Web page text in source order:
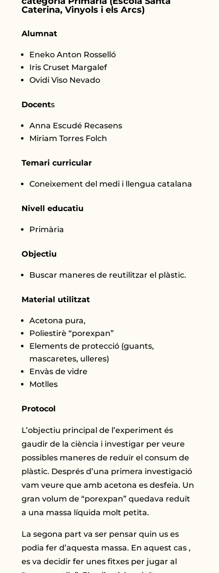
Caterina, Vinyols i els Arcs)
Alumnat
Eneko Anton Rosselló
Iris Cruset Margalef
Ovidi Viso Nevado
Docents
Anna Escudé Recasens
Miriam Torres Folch
Temari curricular
Coneixement del medi i llengua catalana
Nivell educatiu
Primària
Objectiu
Buscar maneres de reutilitzar el plàstic.
Material utilitzat
Acetona pura,
Poliestirè “porexpan”
Elements de protecció (guants,
mascaretes, ulleres)
Envàs de vidre
Motlles
Protocol
L’objectiu principal de l’experiment és
gaudir de la ciència i investigar per veure
possibles maneres de reduïr el consum de
plàstic. Després d’una primera investigació
vam veure que amb acetona es desfeia. Un
gran volum de “porexpan” quedava reduït
a una massa líquida molt petita.
La segona part va ser pensar quin us es
podia fer d’aquesta massa. En aquest cas ,
es va decidir fer unes fitxes per jugar al